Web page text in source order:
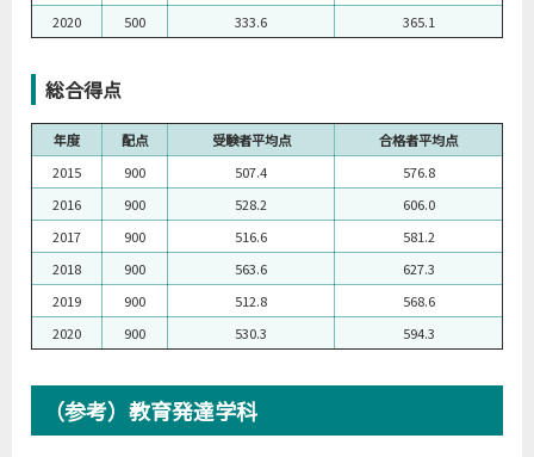
2020
500 333.6 365.1
総合得点
年度 配点 受験者平均点
合格者平均点
2015
900 507.4
576.8
2016
900 528.2
606.0
2017
900 516.6
581.2
2018
900 563.6
627.3
2019
900 512.8
568.6
2020
900 530.3 594.3
（参考）教育発達学科